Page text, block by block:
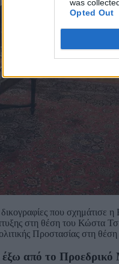
was
Opted Out
δικογραφίες που
στη θέση του
Προστασίας στη
έξω από το